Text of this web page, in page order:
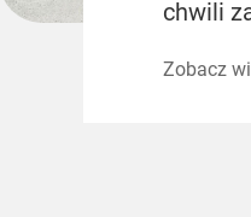
chwili
Zobacz